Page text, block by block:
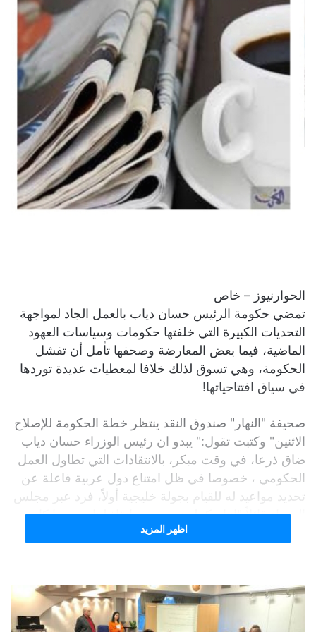
الحوارنيوز – خاص
تمضي حكومة الرئيس حسان دياب بالعمل الجاد لمواجهة
التحديات الكبيرة التي خلفتها حكومات وسياسات العهود
الماضية، فيما بعض المعارضة وصحفها تأمل أن تفشل
الحكومة، وهي تسوق لذلك خلافا لمعطيات عديدة توردها
في سياق افتتاحياتها!
صحيفة "النهار" صندوق النقد ينتظر خطة الحكومة للإصلاح
الاثنين" وكتبت تقول:" يبدو ان رئيس الوزراء حسان دياب
ضاق ذرعا، في وقت مبكر، بالانتقادات التي تطاول العمل
الحكومي ، ‏خصوصا في ظل امتناع دول عربية فاعلة عن
تحديد مواعيد له للقيام بجولة خليجية أولاً، فرد عبر مجلس
‏الوزراء قائلاً "إننا مكملون بمسيرة انقاذ لبنان، مهما كانت
التحديات"، لافتاً الى وجود "أوركسترا بدأت عندما ‏اكتشفت
مساعدته ماليا ومنعه من الانهيار"، معربا عن ثقته ان
"الدول الشقيقة والصديقة لن تتخلى عن ‏لبنان". وتحدث
عن "جهات لا تهتم بأن البلد ينهار، بل المهم عندهم أن
اظهر المزيد